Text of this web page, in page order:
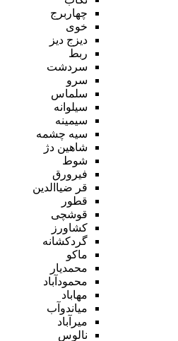
چهاربرج
خوی
دیزج دیز
ربط
سردشت
سرو
سلماس
سیلوانه
سیمینه
سیه چشمه
شاهین دژ
شوط
فیرورق
قر ضیاالدین
قطور
قوشچی
کشاورز
گردکشانه
ماکو
محمدیار
محمودآباد
مهاباد
میاندوآب
میرآباد
نالوس